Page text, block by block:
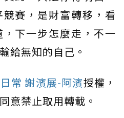
賽，是財富轉移，看
下一步怎麼走，不一
給無知的自己。
常 謝濱展-阿濱授權，
意禁止取用轉載。